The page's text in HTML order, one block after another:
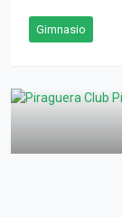
Gimnasio